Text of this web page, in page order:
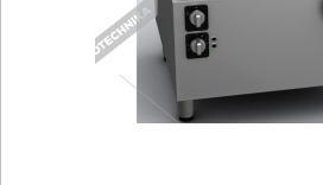
Řeznické stroje
Konvektomaty/Pece
RM GASTRO